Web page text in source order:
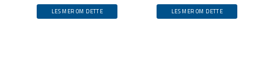
LES MER OM DETTE LES MER OM DETTE